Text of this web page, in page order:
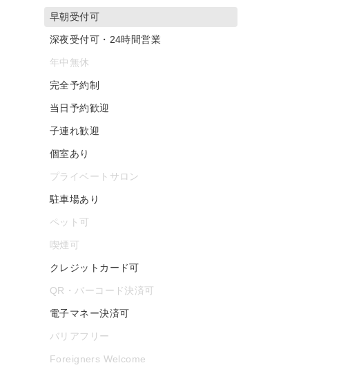
早朝受付可
深夜受付可・24時間営業
年中無休
完全予約制
当日予約歓迎
子連れ歓迎
個室あり
プライベートサロン
駐車場あり
ペット可
喫煙可
クレジットカード可
QR・バーコード決済可
電子マネー決済可
バリアフリー
Foreigners Welcome